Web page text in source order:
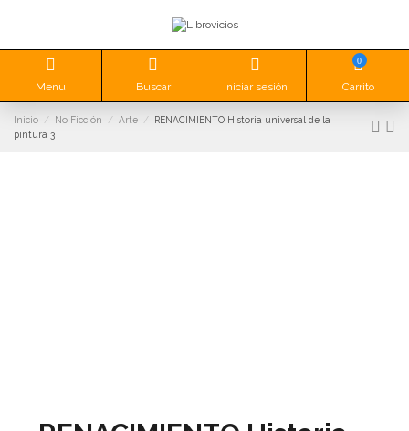
Menu Buscar Iniciar sesión
0
Carrito
Inicio No Ficción Arte
RENACIMIENTO Historia universal de la
pintura 3